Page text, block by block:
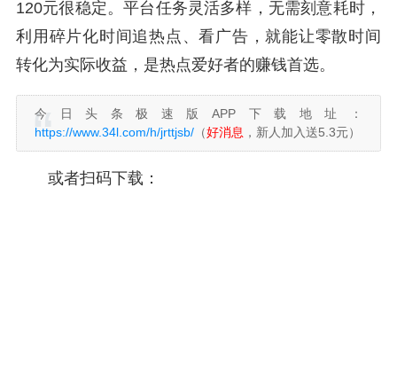
120元很稳定。平台任务灵活多样，无需刻意耗时，
利用碎片化时间追热点、看广告，就能让零散时间
转化为实际收益，是热点爱好者的赚钱首选。
今日头条极速版APP下载地址：
https://www.34l.com/h/jrttjsb/ （好消息 ，新人加入送5.3元）
或者扫码下载：